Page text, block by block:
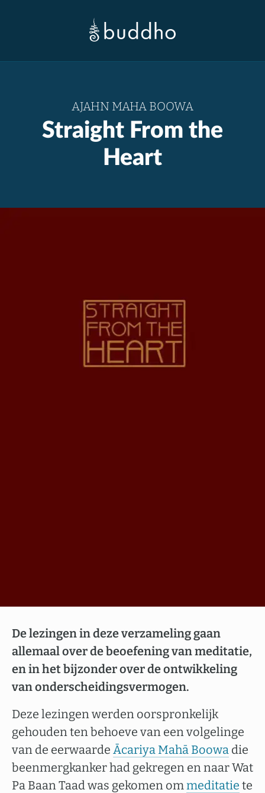
AJAHN MAHA BOOWA
Straight From the
Heart
De lezingen in deze verzameling gaan
allemaal over de beoefening van meditatie,
en in het bijzonder over de ontwikkeling
van onderscheidingsvermogen.
Deze lezingen werden oorspronkelijk
gehouden ten behoeve van een volgelinge
van de eerwaarde Ācariya Mahā Boowa die
beenmergkanker had gekregen en naar Wat
Pa Baan Taad was gekomen ommeditatie te